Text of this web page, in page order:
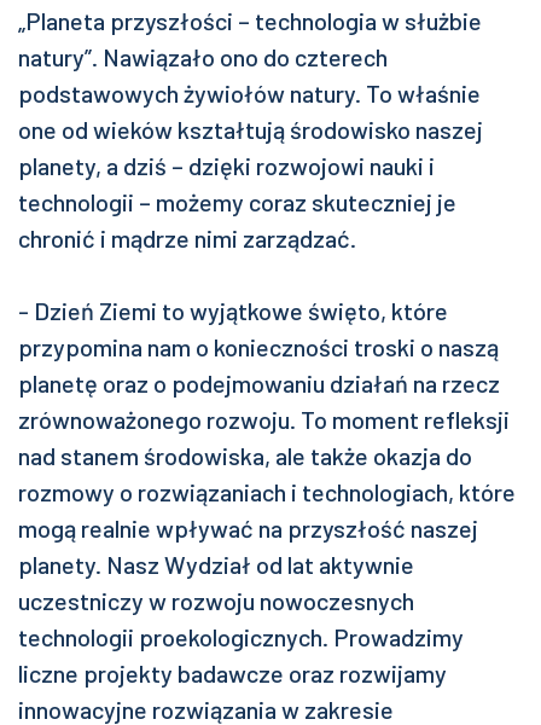
„Planeta przyszłości – technologia w służbie
natury”. Nawiązało ono do czterech
podstawowych żywiołów natury. To właśnie
one od wieków kształtują środowisko naszej
planety, a dziś – dzięki rozwojowi nauki i
technologii – możemy coraz skuteczniej je
chronić i mądrze nimi zarządzać.
- Dzień Ziemi to wyjątkowe święto, które
przypomina nam o konieczności troski o naszą
planetę oraz o podejmowaniu działań na rzecz
zrównoważonego rozwoju. To moment refleksji
nad stanem środowiska, ale także okazja do
rozmowy o rozwiązaniach i technologiach, które
mogą realnie wpływać na przyszłość naszej
planety. Nasz Wydział od lat aktywnie
uczestniczy w rozwoju nowoczesnych
technologii proekologicznych. Prowadzimy
liczne projekty badawcze oraz rozwijamy
innowacyjne rozwiązania w zakresie